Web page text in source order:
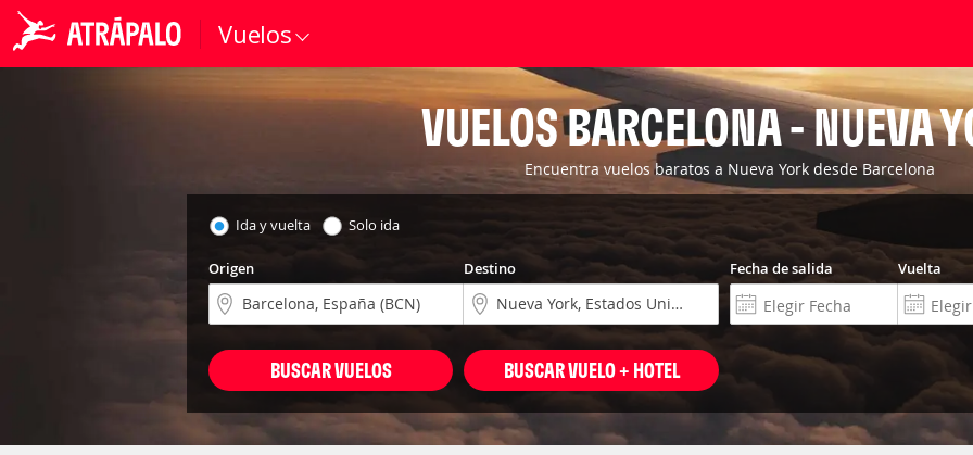
Vuelos
VUELOS BARCELONA - NUEVA
Encuentra vuelos baratos a Nueva York desde Barcelona
Ida y vuelta Solo ida
Origen Destino Fecha de salida Vuelta
BUSCAR VUELOS BUSCAR VUELO + HOTEL